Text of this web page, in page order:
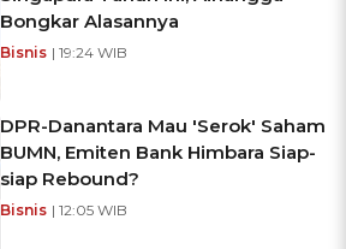
Bongkar Alasannya
Bisnis | 19:24 WIB
DPR-Danantara Mau 'Serok' Saham
BUMN, Emiten Bank Himbara Siap-
siap Rebound?
Bisnis | 12:05 WIB